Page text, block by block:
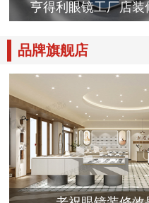
亨得利眼镜工厂店装
品牌旗舰店